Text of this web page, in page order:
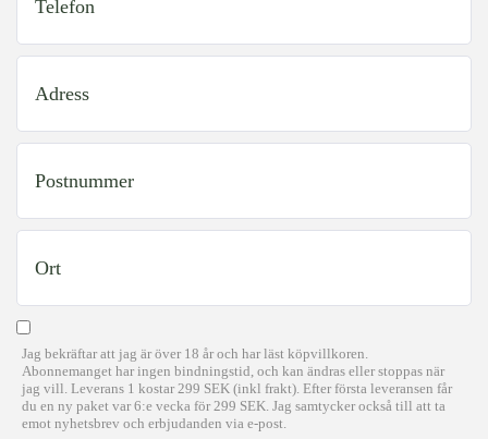
address
zip
city
Jag bekräftar att jag är över 18 år och har läst köpvillkoren.
Abonnemanget har ingen bindningstid, och kan ändras eller stoppas när
jag vill. Leverans 1 kostar 299 SEK (inkl frakt). Efter första leveransen får
du en ny paket var 6:e vecka för 299 SEK. Jag samtycker också till att ta
emot nyhetsbrev och erbjudanden via e-post.